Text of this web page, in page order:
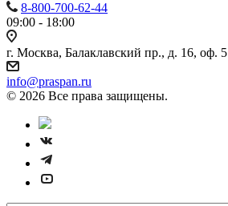
8-800-700-62-44
09:00 - 18:00
г. Москва, Балаклавский пр., д. 16, оф. 5
info@praspan.ru
© 2026 Все права защищены.